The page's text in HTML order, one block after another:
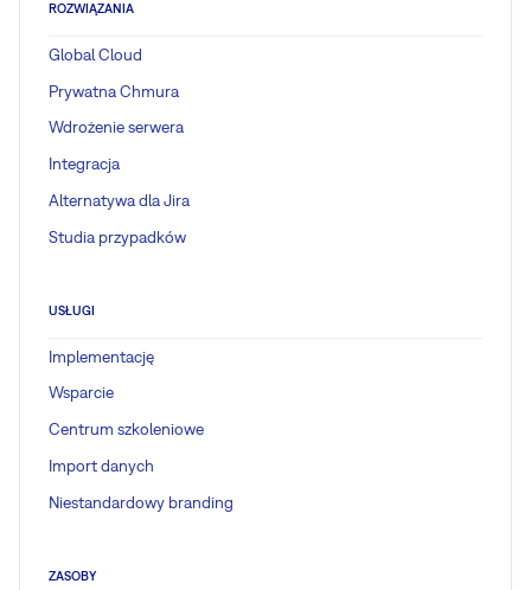
ROZWIĄZANIA
Global Cloud
Prywatna Chmura
Wdrożenie serwera
Integracja
Alternatywa dla Jira
Studia przypadków
USŁUGI
Implementację
Wsparcie
Centrum szkoleniowe
Import danych
Niestandardowy branding
ZASOBY